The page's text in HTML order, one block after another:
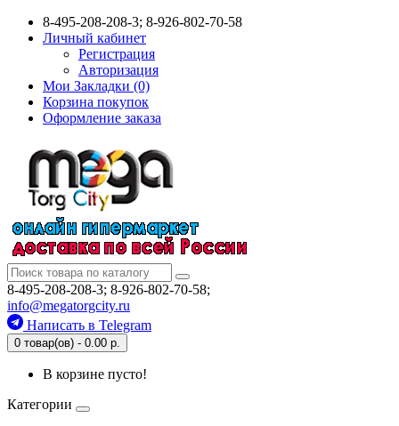
8-495-208-208-3; 8-926-802-70-58
Личный кабинет
Регистрация
Авторизация
Мои Закладки (0)
Корзина покупок
Оформление заказа
8-495-208-208-3; 8-926-802-70-58;
info@megatorgcity.ru
Написать в Telegram
0 товар(ов) - 0.00 р.
В корзине пусто!
Категории